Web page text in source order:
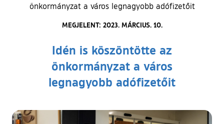
önkormányzat a város legnagyobb adófizetőit
MEGJELENT: 2023. MÁRCIUS. 10.
Idén is köszöntötte az
önkormányzat a város
legnagyobb adófizetőit